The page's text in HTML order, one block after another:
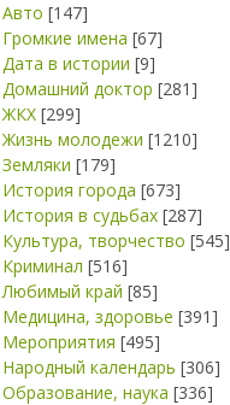
Авто [147]
Громкие имена [67]
Дата в истории [9]
Домашний доктор [281]
ЖКХ [299]
Жизнь молодежи [1210]
Земляки [179]
История города [673]
История в судьбах [287]
Культура, творчество [545]
Криминал [516]
Любимый край [85]
Медицина, здоровье [391]
Мероприятия [495]
Народный календарь [306]
Образование, наука [336]